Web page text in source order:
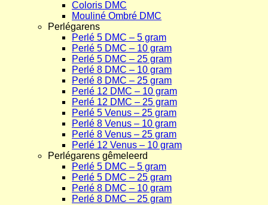
Coloris DMC
Mouliné Ombré DMC
Perlégarens
Perlé 5 DMC – 5 gram
Perlé 5 DMC – 10 gram
Perlé 5 DMC – 25 gram
Perlé 8 DMC – 10 gram
Perlé 8 DMC – 25 gram
Perlé 12 DMC – 10 gram
Perlé 12 DMC – 25 gram
Perlé 5 Venus – 25 gram
Perlé 8 Venus – 10 gram
Perlé 8 Venus – 25 gram
Perlé 12 Venus – 10 gram
Perlégarens gêmeleerd
Perlé 5 DMC – 5 gram
Perlé 5 DMC – 25 gram
Perlé 8 DMC – 10 gram
Perlé 8 DMC – 25 gram